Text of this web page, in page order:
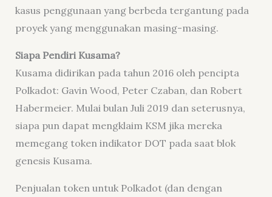
kasus penggunaan yang berbeda tergantung pada
proyek yang menggunakan masing-masing.
Siapa Pendiri Kusama?
Kusama didirikan pada tahun 2016 oleh pencipta
Polkadot: Gavin Wood, Peter Czaban, dan Robert
Habermeier. Mulai bulan Juli 2019 dan seterusnya,
siapa pun dapat mengklaim KSM jika mereka
memegang token indikator DOT pada saat blok
genesis Kusama.
Penjualan token untuk Polkadot (dan dengan